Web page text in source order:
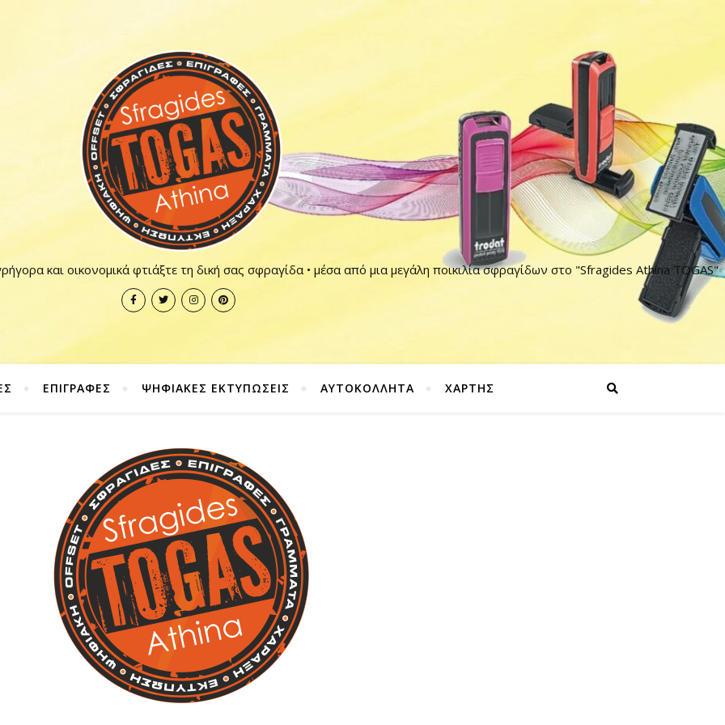
και οικονομικά φτιάξτε τη δική σας σφραγίδα • μέσα από μια μεγάλη ποικιλία σφραγίδων στο "Sfragides Athina TOGAS"
ΕΠΙΓΡΑΦΕΣ ΨΗΦΙΑΚΕΣ ΕΚΤΥΠΩΣΕΙΣ ΑΥΤΟΚΟΛΛΗΤΑ ΧΑΡΤΗΣ